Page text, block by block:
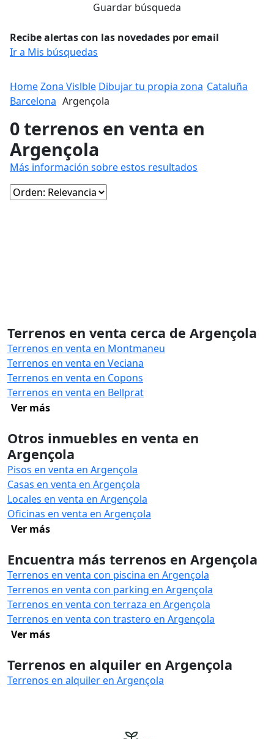
Guardar búsqueda
Recibe alertas con las novedades por email
Ir a Mis búsquedas
HomeZona Vislble Dibujar tu propia zona Cataluña
Barcelona Argençola
0 terrenos en venta en
Argençola
Más información sobre estos resultados
Terrenos en venta cerca de Argençola
Terrenos en venta en Montmaneu
Terrenos en venta en Veciana
Terrenos en venta en Copons
Terrenos en venta en Bellprat
Ver más
Otros inmuebles en venta en
Argençola
Pisos en venta en Argençola
Casas en venta en Argençola
Locales en venta en Argençola
Oficinas en venta en Argençola
Ver más
Encuentra más terrenos en Argençola
Terrenos en venta con piscina en Argençola
Terrenos en venta con parking en Argençola
Terrenos en venta con terraza en Argençola
Terrenos en venta con trastero en Argençola
Ver más
Terrenos en alquiler en Argençola
Terrenos en alquiler en Argençola